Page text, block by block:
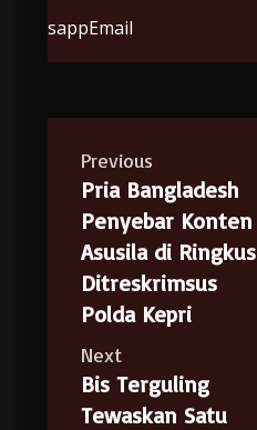
sappEmail
Previous
Pria Bangladesh
Penyebar Konten
Asusila di Ringkus
Ditreskrimsus
Polda Kepri
Next
Bis Terguling
Tewaskan Satu